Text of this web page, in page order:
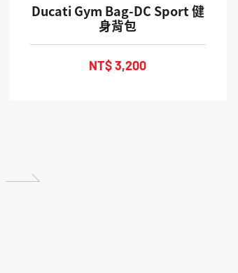
Ducati Gym Bag-DC Sport 健
身背包
NT$ 3,200